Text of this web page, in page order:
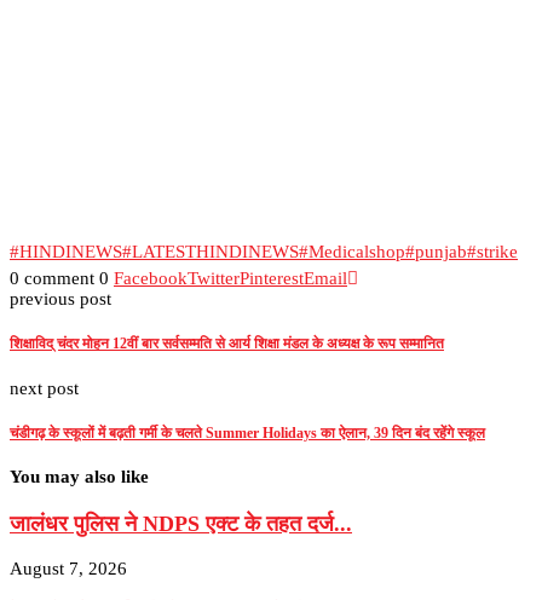
#HINDINEWS#LATESTHINDINEWS#Medicalshop#punjab#strike
0 comment 0 FacebookTwitterPinterestEmail
previous post
शिक्षाविद् चंदर मोहन 12वीं बार सर्वसम्मति से आर्य शिक्षा मंडल के अध्यक्ष के रूप सम्मानित
next post
चंडीगढ़ के स्कूलों में बढ़ती गर्मी के चलते Summer Holidays का ऐलान, 39 दिन बंद रहेंगे स्कूल
You may also like
जालंधर पुलिस ने NDPS एक्ट के तहत दर्ज...
August 7, 2026